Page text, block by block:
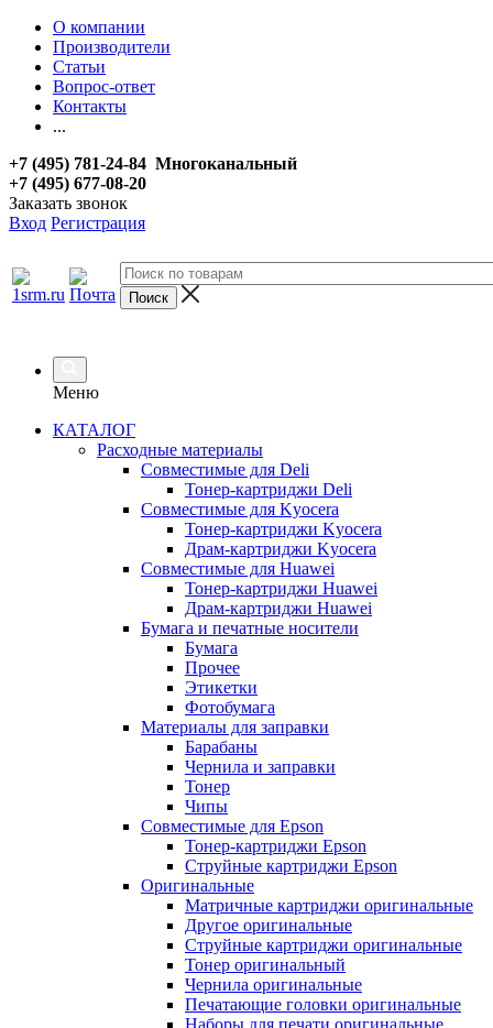
О компании
Производители
Статьи
Вопрос-ответ
Контакты
...
+7 (495) 781-24-84 Многоканальный
+7 (495) 677-08-20
Заказать звонок
Вход Регистрация
Меню
КАТАЛОГ
Расходные материалы
Совместимые для Deli
Тонер-картриджи Deli
Совместимые для Kyocera
Тонер-картриджи Kyocera
Драм-картриджи Kyocera
Совместимые для Huawei
Тонер-картриджи Huawei
Драм-картриджи Huawei
Бумага и печатные носители
Бумага
Прочее
Этикетки
Фотобумага
Материалы для заправки
Барабаны
Чернила и заправки
Тонер
Чипы
Совместимые для Epson
Тонер-картриджи Epson
Струйные картриджи Epson
Оригинальные
Матричные картриджи оригинальные
Другое оригинальные
Струйные картриджи оригинальные
Тонер оригинальный
Чернила оригинальные
Печатающие головки оригинальные
Наборы для печати оригинальные